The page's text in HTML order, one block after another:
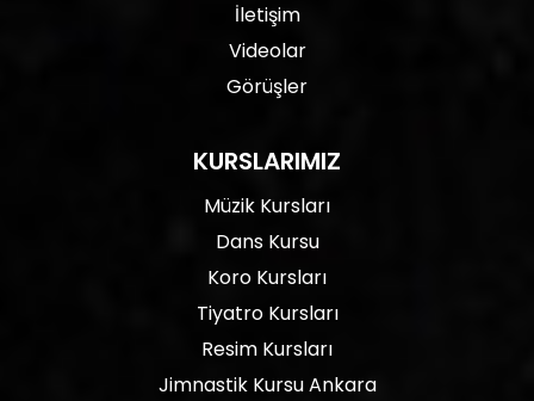
İletişim
Videolar
Görüşler
KURSLARIMIZ
Müzik Kursları
Dans Kursu
Koro Kursları
Tiyatro Kursları
Resim Kursları
Jimnastik Kursu Ankara